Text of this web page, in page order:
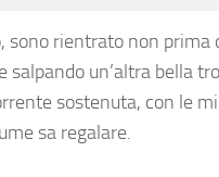
sono rientrato non prima
salpando un’altra bella
sostenuta, con le
sa regalare.